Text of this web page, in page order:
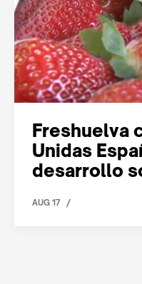
Freshuelva
Unidas
desarrollo
AUG 17 /